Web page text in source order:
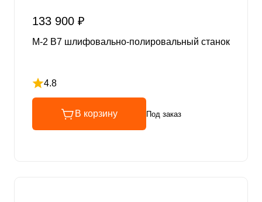
133 900 ₽
M-2 В7 шлифовально-полировальный станок
4.8
Рейтинг 4.8 из 5
В корзину Под заказ